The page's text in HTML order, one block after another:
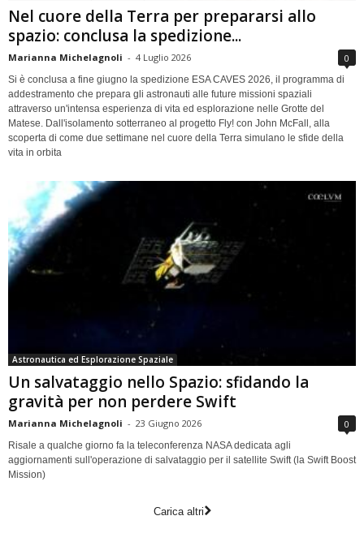
Nel cuore della Terra per prepararsi allo
spazio: conclusa la spedizione...
Marianna Michelagnoli - 4 Luglio 2026 0
Si è conclusa a fine giugno la spedizione ESA CAVES 2026, il programma di
addestramento che prepara gli astronauti alle future missioni spaziali
attraverso un'intensa esperienza di vita ed esplorazione nelle Grotte del
Matese. Dall'isolamento sotterraneo al progetto Fly! con John McFall, alla
scoperta di come due settimane nel cuore della Terra simulano le sfide della
vita in orbita
Astronautica ed Esplorazione Spaziale
Un salvataggio nello Spazio: sfidando la
gravità per non perdere Swift
Marianna Michelagnoli - 23 Giugno 2026 0
Risale a qualche giorno fa la teleconferenza NASA dedicata agli
aggiornamenti sull'operazione di salvataggio per il satellite Swift (la Swift Boost
Mission)
Carica altri